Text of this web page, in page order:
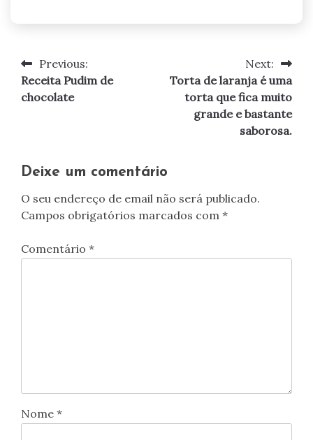
Navegação
de
Previous:
Receita Pudim de
chocolate
Next:
Torta de laranja é uma
torta que fica muito
grande e bastante
saborosa.
Deixe um comentário
O seu endereço de email não será publicado.
Campos obrigatórios marcados com *
Comentário *
Nome *